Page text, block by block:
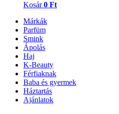
Kosár 0 Ft
Márkák
Parfüm
Smink
Ápolás
Haj
K-Beauty
Férfiaknak
Baba és gyermek
Háztartás
Ajánlatok